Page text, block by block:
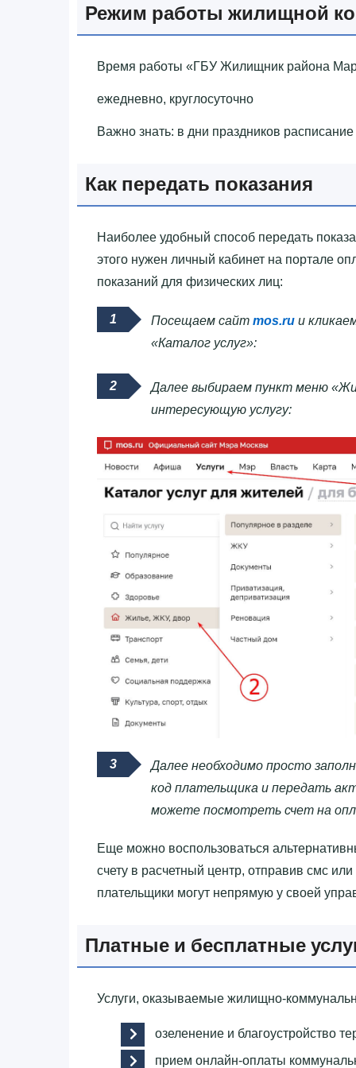
Режим работы жилищной
Время работы «‎ГБУ Жилищник района
ежедневно, круглосуточно
Важно знать: в дни праздников
Как передать показания
Наиболее удобный способ передать
этого нужен личный кабинет на портале
показаний для физических лиц:
Посещаем сайт mos.ru и
«Каталог услуг»:
Далее выбираем пункт меню
интересующую услугу:
Далее необходимо просто
код плательщика и передать
можете посмотреть счет на
Еще можно воспользоваться
счету в расчетный центр, отправив смс
плательщики могут непрямую у своей
Платные и бесплатные
Услуги, оказываемые жилищно-
озеленение и благоустройство
прием онлайн-оплаты